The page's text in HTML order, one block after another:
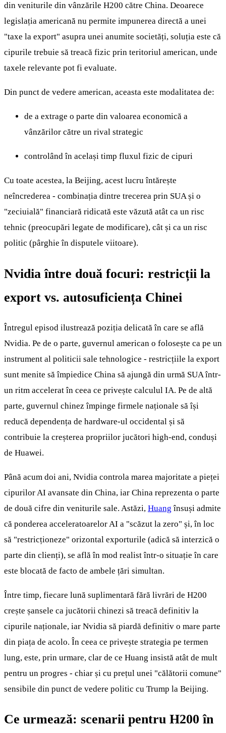
din veniturile din vânzările H200 către China. Deoarece
legislația americană nu permite impunerea directă a unei
"taxe la export" asupra unei anumite societăți, soluția este că
cipurile trebuie să treacă fizic prin teritoriul american, unde
taxele relevante pot fi evaluate.
Din punct de vedere american, aceasta este modalitatea de:
de a extrage o parte din valoarea economică a
vânzărilor către un rival strategic
controlând în același timp fluxul fizic de cipuri
Cu toate acestea, la Beijing, acest lucru întărește
neîncrederea - combinația dintre trecerea prin SUA și o
"zeciuială" financiară ridicată este văzută atât ca un risc
tehnic (preocupări legate de modificare), cât și ca un risc
politic (pârghie în disputele viitoare).
Nvidia între două focuri: restricții la
export vs. autosuficiența Chinei
Întregul episod ilustrează poziția delicată în care se află
Nvidia. Pe de o parte, guvernul american o folosește ca pe un
instrument al politicii sale tehnologice - restricțiile la export
sunt menite să împiedice China să ajungă din urmă SUA într-
un ritm accelerat în ceea ce privește calculul IA. Pe de altă
parte, guvernul chinez împinge firmele naționale să își
reducă dependența de hardware-ul occidental și să
contribuie la creșterea propriilor jucători high-end, conduși
de Huawei.
Până acum doi ani, Nvidia controla marea majoritate a pieței
cipurilor AI avansate din China, iar China reprezenta o parte
de două cifre din veniturile sale. Astăzi, Huang însuși admite
că ponderea acceleratoarelor AI a "scăzut la zero" și, în loc
să "restricționeze" orizontal exporturile (adică să interzică o
parte din clienți), se află în mod realist într-o situație în care
este blocată de facto de ambele țări simultan.
Între timp, fiecare lună suplimentară fără livrări de H200
crește șansele ca jucătorii chinezi să treacă definitiv la
cipurile naționale, iar Nvidia să piardă definitiv o mare parte
din piața de acolo. În ceea ce privește strategia pe termen
lung, este, prin urmare, clar de ce Huang insistă atât de mult
pentru un progres - chiar și cu prețul unei "călătorii comune"
sensibile din punct de vedere politic cu Trump la Beijing.
Ce urmează: scenarii pentru H200 în